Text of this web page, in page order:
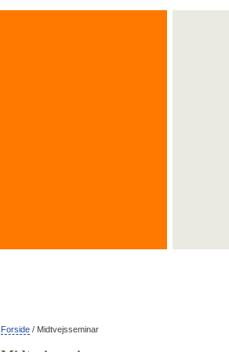
Forside/ Midtvejsseminar